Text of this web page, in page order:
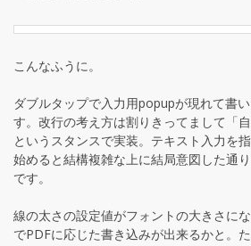
こんなふうに。
ダブルタップで入力用popupが現れて書
す。改行の考え方は割りきってまして「
というスタンスで実装。テキスト入力を
始めると結構複雑な上に結局意図した通
です。
線の太さの設定値がフォントの大きさに
でPDFに応じた書き込みが出来るかと。